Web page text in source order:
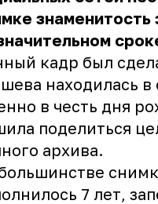
кадр был
находилась
в честь дня
поделиться
архива.
7 лет,